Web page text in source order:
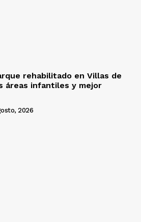
rehabilitado en Villas de
áreas infantiles y mejor
2026